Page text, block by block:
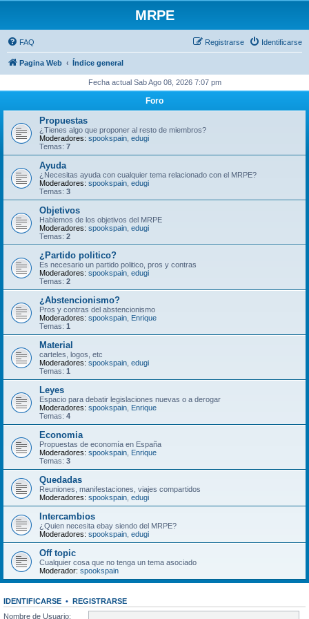
MRPE
FAQ Identificarse
Registrarse
Pagina Web Índice general
Fecha actual Sab Ago 08, 2026 7:07 pm
Foro
Propuestas
¿Tienes algo que proponer al resto de miembros?
Moderadores: spookspain edugi
Temas: 7
Ayuda
¿Necesitas ayuda con cualquier tema relacionado con el MRPE?
Moderadores: spookspain edugi
Temas: 3
Objetivos
Hablemos de los objetivos del MRPE
Moderadores: spookspain edugi
Temas: 2
¿Partido politico?
Es necesario un partido politico, pros y contras
Moderadores: spookspain edugi
Temas: 2
¿Abstencionismo?
Pros y contras del abstencionismo
Moderadores: spookspain Enrique
Temas: 1
Material
carteles, logos, etc
Moderadores: spookspain edugi
Temas: 1
Leyes
Espacio para debatir legislaciones nuevas o a derogar
Moderadores: spookspain Enrique
Temas: 4
Economia
Propuestas de economía en España
Moderadores: spookspain Enrique
Temas: 3
Quedadas
Reuniones, manifestaciones, viajes compartidos
Moderadores: spookspain edugi
Intercambios
¿Quien necesita ebay siendo del MRPE?
Moderadores: spookspain edugi
Off topic
Cualquier cosa que no tenga un tema asociado
Moderador: spookspain
IDENTIFICARSE • REGISTRARSE
Nombre de Usuario: